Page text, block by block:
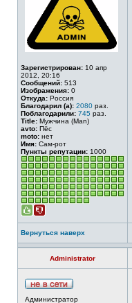
Зарегистрирован: 10 апр
2012, 20:16
Сообщений: 513
Изображения: 0
Откуда: Россия
Благодарил (а): 2080 раз.
Поблагодарили: 745 раз.
Title: Мужчина (Man)
avto: Пёс
moto: нет
Имя: Сам-рот
Пункты репутации: 1000
Вернуться наверх
Administrator
Администратор